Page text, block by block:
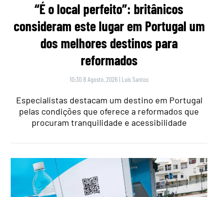
“É o local perfeito”: britânicos
consideram este lugar em Portugal um
dos melhores destinos para
reformados
10:30 8 Agosto, 2026 | Luís Santos
Especialistas destacam um destino em Portugal
pelas condições que oferece a reformados que
procuram tranquilidade e acessibilidade